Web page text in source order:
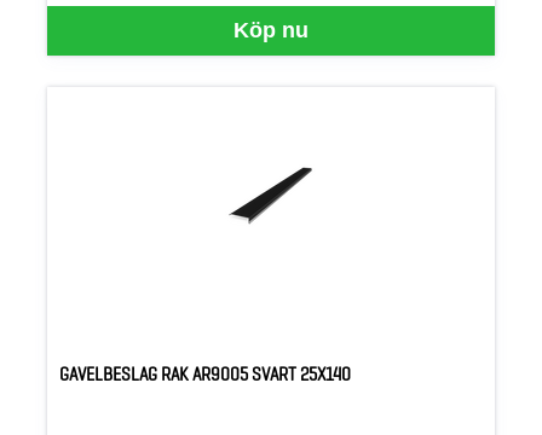
Köp nu
GAVELBESLAG RAK AR9005 SVART 25X140